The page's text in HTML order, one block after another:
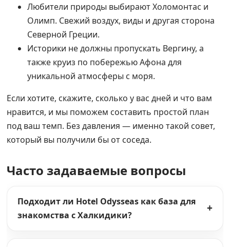
Любители природы выбирают Холомонтас и
Олимп. Свежий воздух, виды и другая сторона
Северной Греции.
Историки не должны пропускать Вергину, а
также круиз по побережью Афона для
уникальной атмосферы с моря.
Если хотите, скажите, сколько у вас дней и что вам
нравится, и мы поможем составить простой план
под ваш темп. Без давления — именно такой совет,
который вы получили бы от соседа.
Часто задаваемые вопросы
Подходит ли Hotel Odysseas как база для
знакомства с Халкидики?